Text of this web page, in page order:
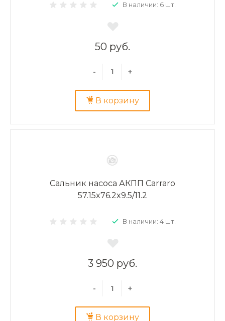
В наличии: 6 шт.
50 руб.
- +
В корзину
Сальник насоса АКПП Carraro
57.15x76.2x9.5/11.2
В наличии: 4 шт.
3 950 руб.
- +
В корзину